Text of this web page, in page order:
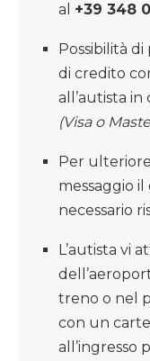
al +39 348
Possibilità
di credito
all’autista
(Visa o
Per
messaggio
necessario
L’autista vi
treno o nel
con un
all’ingresso